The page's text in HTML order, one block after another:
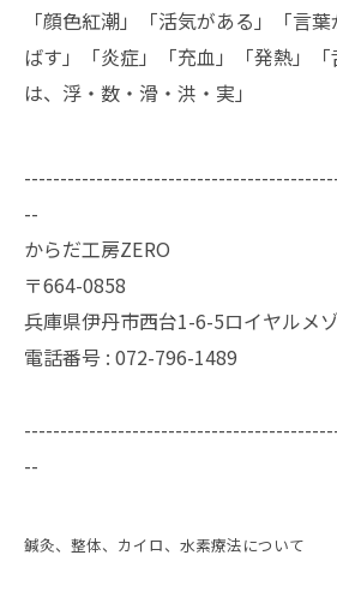
「顔色紅潮」「活気がある」「言
ばす」「炎症」「充血」「発熱」
は、浮・数・滑・洪・実」
--
からだ工房ZERO
〒664-0858
兵庫県伊丹市西台1-6-5ロイヤルメ
電話番号 : 072-796-1489
--
鍼灸、整体、カイロ、水素療法について